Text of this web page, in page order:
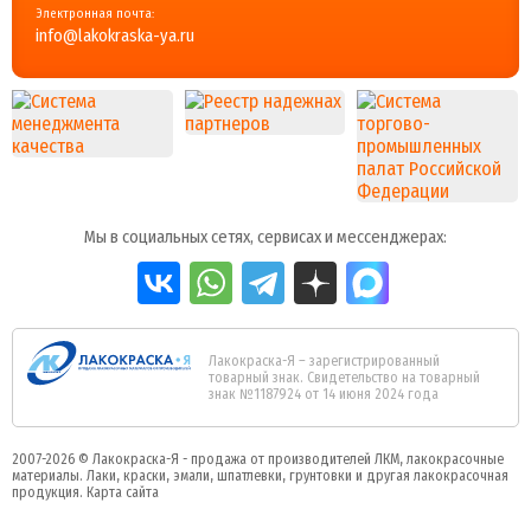
Электронная почта:
info@lakokraska-ya.ru
Мы в социальных сетях, сервисах и мессенджерах:
Лакокраска-Я – зарегистрированный
товарный знак. Свидетельство на товарный
знак №1187924 от 14 июня 2024 года
2007-2026 © Лакокраска-Я - продажа от производителей ЛКМ, лакокрасочные
материалы. Лаки, краски, эмали, шпатлевки, грунтовки и другая лакокрасочная
продукция. Карта сайта